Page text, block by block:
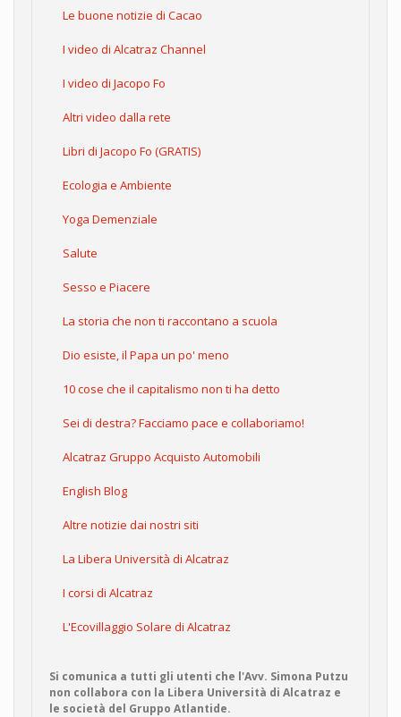
Le buone notizie di Cacao
I video di Alcatraz Channel
I video di Jacopo Fo
Altri video dalla rete
Libri di Jacopo Fo (GRATIS)
Ecologia e Ambiente
Yoga Demenziale
Salute
Sesso e Piacere
La storia che non ti raccontano a scuola
Dio esiste, il Papa un po' meno
10 cose che il capitalismo non ti ha detto
Sei di destra? Facciamo pace e collaboriamo!
Alcatraz Gruppo Acquisto Automobili
English Blog
Altre notizie dai nostri siti
La Libera Università di Alcatraz
I corsi di Alcatraz
L'Ecovillaggio Solare di Alcatraz
Si comunica a tutti gli utenti che l'Avv. Simona Putzu
non collabora con la Libera Università di Alcatraz e
le società del Gruppo Atlantide.